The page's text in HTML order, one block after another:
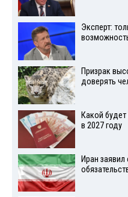
Эксперт:
Призрак
доверять
Какой
в 2027 году
Иран